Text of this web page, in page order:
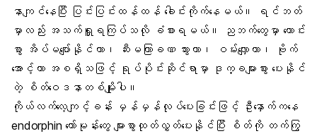
နာကျင်နေပြီး ပြင်းပြင်းထန်ထန် ခေါင်းကိုက်နေမယ်။ ရင်ဘတ်
မှာလည်း အသက်ရှူရကြပ်သလို ခံစားရမယ်။ ညဘက်တွေမှာ ကောင်း
စွာ အိပ်မပျော်နိုင် တာ၊ ဆီးမကြာခဏ သွားတာ၊ ဝမ်းလျှောတာ၊ ဗိုက်
အောင့်တာ အစရှိသဖြင့် ရုပ်ပိုင်းဆိုင်ရာမှာ ဒုက္ခများစွား ပေးနိုင်
တဲ့ စိတ်ဝေဒနာတစ်မျိုးပါ။
ကိုယ်လက်လေ့ကျင့်ခန်း မှန်မှန်လုပ်ပေးခြင်းဖြင့် ဦးနှောက်ကနေ
endorphin ဟော်မုန်းတွေ များစွာထုတ်လွှတ်ပေးနိုင်ပြီး စိတ်ကို တက်ကြွ